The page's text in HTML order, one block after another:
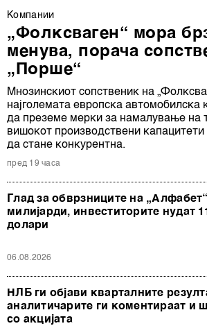
Компании
„Фолксваген“ мора
менува, порача
„Порше“
Мнозинскиот сопственик на
најголемата европска автомобилска
да преземе мерки за намалување на
вишокот производствени
да стане конкурентна.
пред 19 часа
Глад за обврзниците на
милијарди, инвеститорите нудат
долари
06.08.2026
НЛБ ги објави кварталните
аналитичарите ги коментираат и
со акцијата